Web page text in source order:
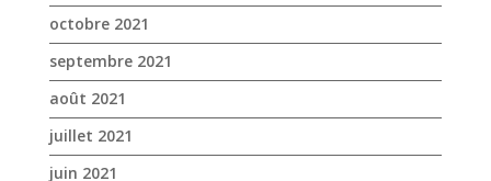
octobre 2021
septembre 2021
août 2021
juillet 2021
juin 2021